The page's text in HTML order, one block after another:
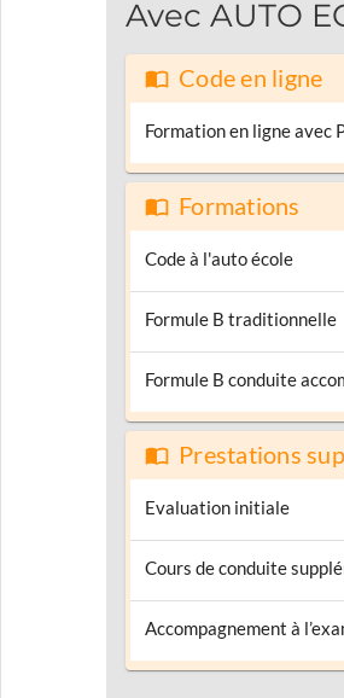
Avec AUTO
Code en ligne
Formation en ligne avec
Formations
Code à l'auto école
Formule B traditionnelle
Formule B conduite
Prestations
Evaluation initiale
Cours de conduite
Accompagnement à